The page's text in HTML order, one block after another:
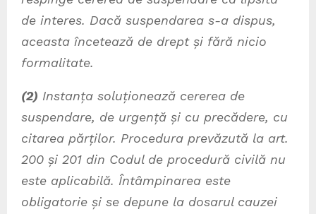
de interes. Dacă suspendarea s-a dispus,
aceasta încetează de drept și fără nicio
formalitate.
(2) Instanța soluționează cererea de
suspendare, de urgență și cu precădere, cu
citarea părților. Procedura prevăzută la art.
200 și 201 din Codul de procedură civilă nu
este aplicabilă. Întâmpinarea este
obligatorie și se depune la dosarul cauzei